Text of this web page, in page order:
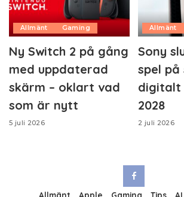
Allmänt Gaming
Ny Switch 2 på gång
med uppdaterad
skärm – oklart vad
som är nytt
5 juli 2026
Allmänt
Sony
spel på
digitalt
2028
2 juli 2026